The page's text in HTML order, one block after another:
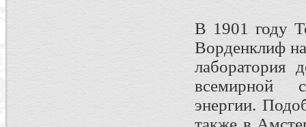
В 1901 году
Ворденклиф
лаборатория
всемирной
энергии.